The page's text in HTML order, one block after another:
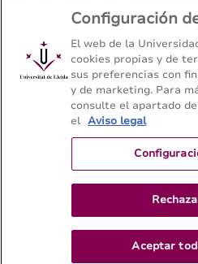
Configuración
El web de la
cookies propias y de
sus preferencias con
y de marketing. Para
consulte el apartado
el Aviso legal
Aceptar